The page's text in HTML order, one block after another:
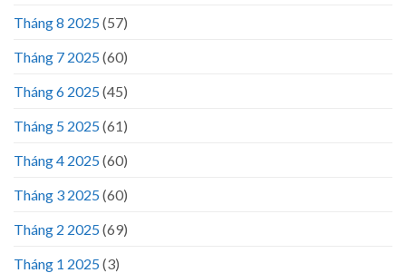
Tháng 8 2025(57)
Tháng 7 2025(60)
Tháng 6 2025(45)
Tháng 5 2025(61)
Tháng 4 2025(60)
Tháng 3 2025(60)
Tháng 2 2025(69)
Tháng 1 2025(3)